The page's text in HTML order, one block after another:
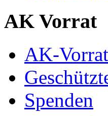
AK Vorrat
AK-
Spenden